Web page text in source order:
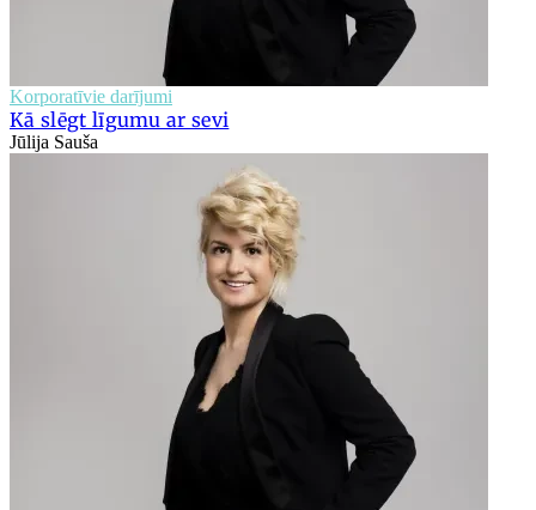
Korporatīvie darījumi
Kā slēgt līgumu ar sevi
Jūlija Sauša